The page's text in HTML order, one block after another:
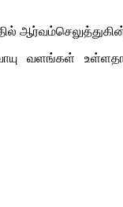
வளங்கள் உள்ளதாக